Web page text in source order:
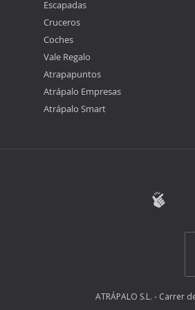
Escapadas
Cruceros
Coches
Vale Regalo
Atrapapuntos
Atrápalo Empresas
Atrápalo Smart
ATRÁPALO S.L. - Carrer